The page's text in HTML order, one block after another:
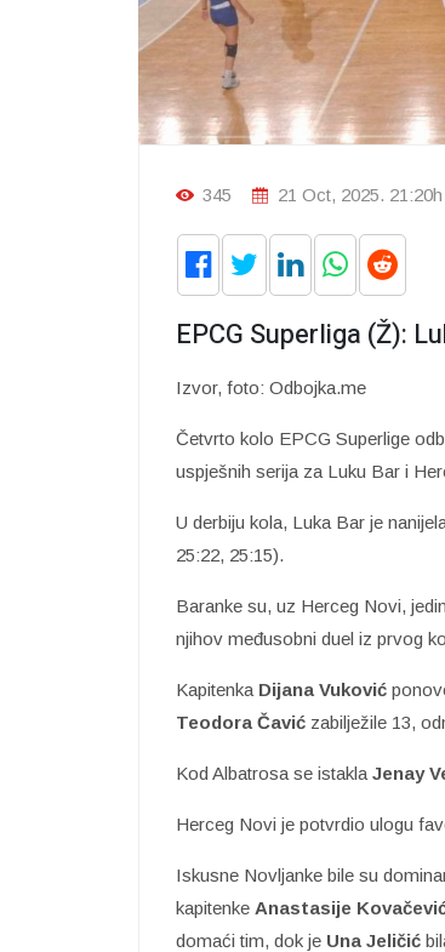
345 21 Oct, 2025. 21:20h
EPCG Superliga (Ž):
Izvor, foto: Odbojka.me
Četvrto kolo EPCG Superlige
uspješnih serija za Luku Bar i
U derbiju kola, Luka Bar je
25:22, 25:15).
Baranke su, uz Herceg Novi,
njihov međusobni duel iz prvog
Kapitenka Dijana Vuković
Teodora Čavić zabilježile 13,
Kod Albatrosa se istakla Jenay
Herceg Novi je potvrdio ulogu
Iskusne Novljanke bile su
kapitenke Anastasije
domaći tim, dok je Una Jeličić